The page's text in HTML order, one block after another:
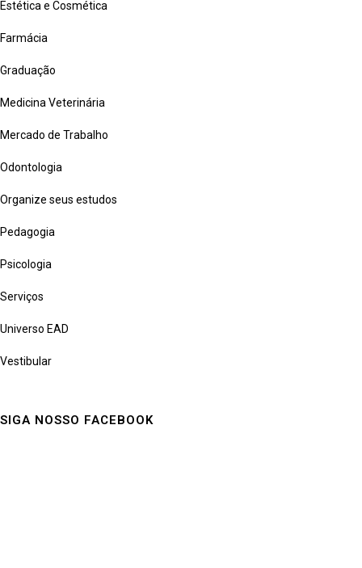
Estética e Cosmética
Farmácia
Graduação
Medicina Veterinária
Mercado de Trabalho
Odontologia
Organize seus estudos
Pedagogia
Psicologia
Serviços
Universo EAD
Vestibular
SIGA NOSSO FACEBOOK